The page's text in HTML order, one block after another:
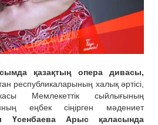
қазақтың опера дивасы,
республикаларының халық әртісі,
Мемлекеттік сыйлығының
еңбек сіңірген мәдениет
Үсенбаева Арыс қаласында